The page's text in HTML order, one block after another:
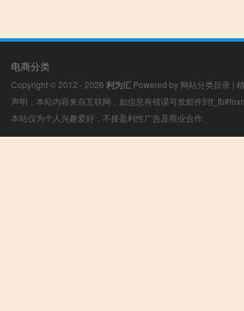
电商分类
Copyright © 2012 - 2026 利为汇 Powered by 网站分类目录 |
声明：本站内容来自互联网，如信息有错误可发邮件到
本站仅为个人兴趣爱好，不接盈利性广告及商业合作